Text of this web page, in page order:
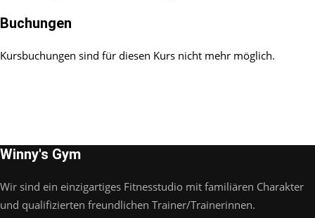
Buchungen
Kursbuchungen sind für diesen Kurs nicht mehr möglich.
Winny's Gym
Wir sind ein einzigartiges Fitnesstudio mit familiären Charakter
und qualifizierten freundlichen Trainer/Trainerinnen.